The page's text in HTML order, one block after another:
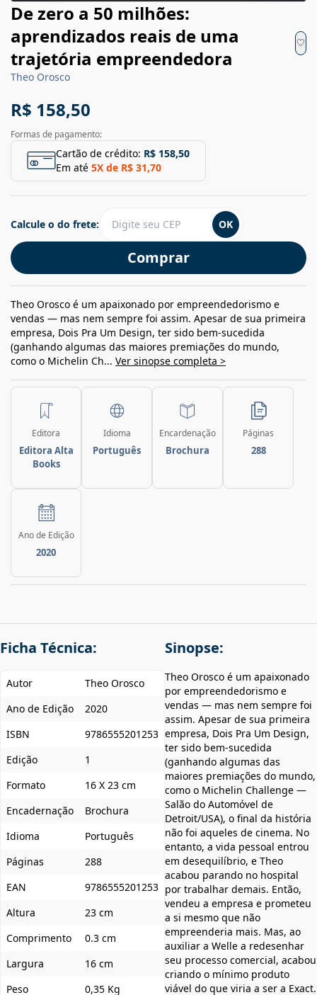
De zero a 50 milhões:
aprendizados reais de uma
trajetória empreendedora
Theo Orosco
R$ 158,50
Formas de pagamento:
Cartão de crédito: R$ 158,50
Em até 5X de R$ 31,70
Comprar
Calcule o do frete: OK
Theo Orosco é um apaixonado por empreendedorismo e
vendas — mas nem sempre foi assim. Apesar de sua primeira
empresa, Dois Pra Um Design, ter sido bem-sucedida
(ganhando algumas das maiores premiações do mundo,
como o Michelin Ch... Ver sinopse completa >
Editora
Editora Alta
Books
Idioma
Português
Encardenação
Brochura
Páginas
288
Ano de Edição
2020
Ficha Técnica:
Autor
Theo Orosco
Ano de Edição
2020
ISBN
9786555201253
Edição
1
Formato
16 X 23 cm
Encadernação
Brochura
Idioma
Português
Páginas
288
EAN
9786555201253
Altura
23 cm
Comprimento
0.3 cm
Largura
16 cm
Peso
0,35 Kg
Sinopse:
Theo Orosco é um apaixonado
por empreendedorismo e
vendas — mas nem sempre foi
assim. Apesar de sua primeira
empresa, Dois Pra Um Design,
ter sido bem-sucedida
(ganhando algumas das
maiores premiações do mundo,
como o Michelin Challenge —
Salão do Automóvel de
Detroit/USA), o final da história
não foi aqueles de cinema. No
entanto, a vida pessoal entrou
em desequilíbrio, e Theo
acabou parando no hospital
por trabalhar demais. Então,
vendeu a empresa e prometeu
a si mesmo que não
empreenderia mais. Mas, ao
auxiliar a Welle a redesenhar
seu processo comercial, acabou
criando o mínimo produto
viável do que viria a ser a Exact.